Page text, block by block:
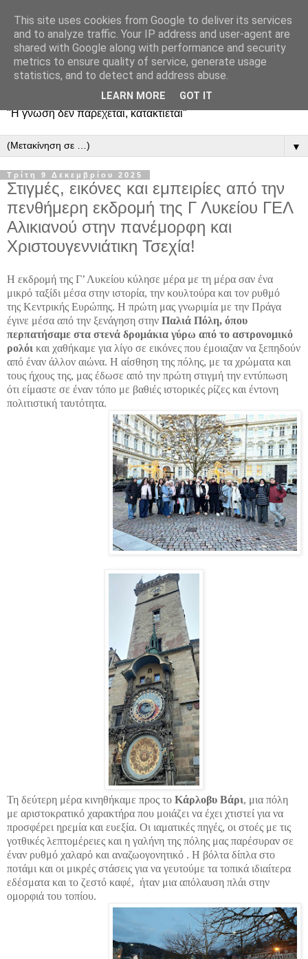
"Η γνώση δεν παρέχεται, κατακτιέται"
▼
Τρίτη 9 Δεκεμβρίου 2025
Στιγμές, εικόνες και εμπειρίες από την
πενθήμερη εκδρομή της Γ Λυκείου ΓΕΛ
Αλικιανού στην πανέμορφη και
Χριστουγεννιάτικη Τσεχία!
Η εκδρομή της Γ’ Λυκείου κύλησε μέρα με τη μέρα σαν ένα
μικρό ταξίδι μέσα στην ιστορία, την κουλτούρα και τον ρυθμό
της Κεντρικής Ευρώπης. Η πρώτη μας γνωριμία με την Πράγα
έγινε μέσα από την ξενάγηση στην Παλιά Πόλη, όπου
περπατήσαμε στα στενά δρομάκια γύρω από το αστρονομικό
ρολόι και χαθήκαμε για λίγο σε εικόνες που έμοιαζαν να ξεπηδούν
από έναν άλλον αιώνα. Η αίσθηση της πόλης, με τα χρώματα και
τους ήχους της, μας έδωσε από την πρώτη στιγμή την εντύπωση
ότι είμαστε σε έναν τόπο με βαθιές ιστορικές ρίζες και έντονη
πολιτιστική ταυτότητα.
Τη δεύτερη μέρα κινηθήκαμε προς το Κάρλοβυ Βάρι, μια πόλη
με αριστοκρατικό χαρακτήρα που μοιάζει να έχει χτιστεί για να
προσφέρει ηρεμία και ευεξία. Οι ιαματικές πηγές, οι στοές με τις
γοτθικές λεπτομέρειες και η γαλήνη της πόλης μας παρέσυραν σε
έναν ρυθμό χαλαρό και αναζωογονητικό . Η βόλτα δίπλα στο
ποτάμι και οι μικρές στάσεις για να γευτούμε τα τοπικά ιδιαίτερα
εδέσματα και το ζεστό καφέ, ήταν μια απόλαυση πλάι στην
ομορφιά του τοπίου.
This site uses cookies from Google to deliver its services
and to analyze traffic. Your IP address and user-agent are
shared with Google along with performance and security
metrics to ensure quality of service, generate usage
statistics, and to detect and address abuse.
LEARN MORE GOT IT